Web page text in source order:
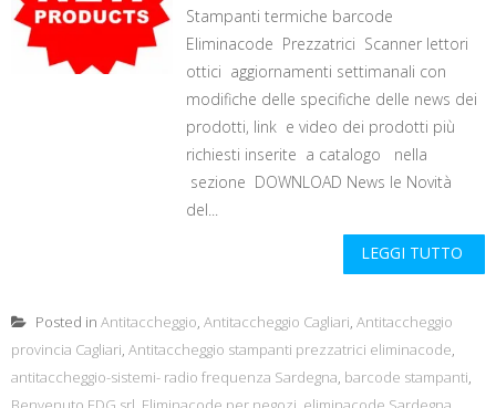
Stampanti termiche barcode
Eliminacode Prezzatrici Scanner lettori
ottici aggiornamenti settimanali con
modifiche delle specifiche delle news dei
prodotti, link e video dei prodotti più
richiesti inserite a catalogo nella
sezione DOWNLOAD News le Novità
del...
LEGGI TUTTO
Posted in Antitaccheggio, Antitaccheggio Cagliari, Antitaccheggio
provincia Cagliari, Antitaccheggio stampanti prezzatrici eliminacode,
antitaccheggio-sistemi- radio frequenza Sardegna, barcode stampanti,